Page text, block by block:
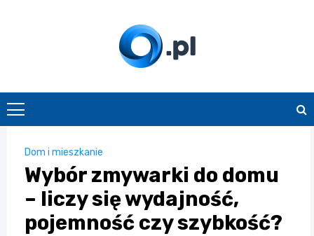
O.pl
Dom i mieszkanie
Wybór zmywarki do domu
– liczy się wydajność,
pojemność czy szybkość?